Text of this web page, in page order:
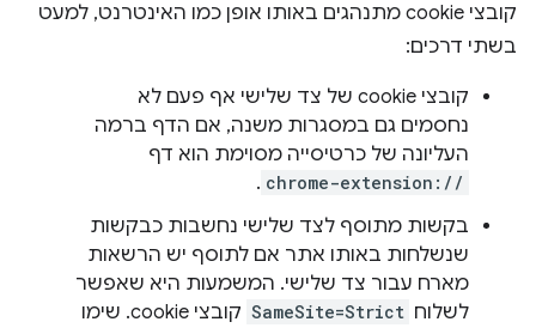
קובצי cookie מתנהגים באותו אופן כמו האינטרנט, למעט
בשתי דרכים:
קובצי cookie של צד שלישי אף פעם לא
נחסמים גם במסגרות משנה, אם הדף ברמה
העליונה של כרטיסייה מסוימת הוא דף
chrome-extension://
.
בקשות מתוסף לצד שלישי נחשבות כבקשות
שנשלחות באותו אתר אם לתוסף יש הרשאות
מארח עבור צד שלישי. המשמעות היא שאפשר
לשלוח SameSite=Strict
קובצי cookie. שימו